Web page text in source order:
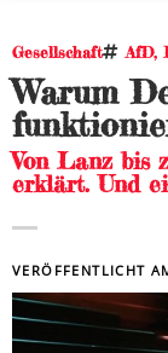
Gesellschaft AfD,
Warum
Von Lanz bis
erklärt. Und
VERÖFFENTLICHT